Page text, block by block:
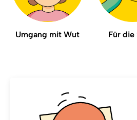
Umgang mit Wut Für die